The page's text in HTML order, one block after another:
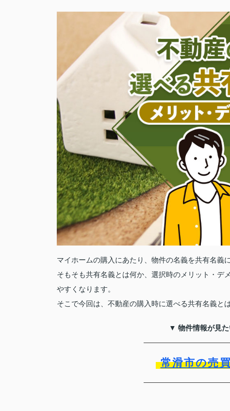
マイホームの購入にあたり、物件の名義を共有名義
そもそも共有名義とは何か、選択時のメリット・デ
やすくなります。
そこで今回は、不動産の購入時に選べる共有名義と
▼ 物件情報が見
常滑市の売